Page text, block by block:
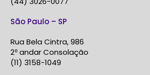
São Paulo – SP
Rua Bela Cintra, 986
2º andar Consolação
(11) 3158-1049